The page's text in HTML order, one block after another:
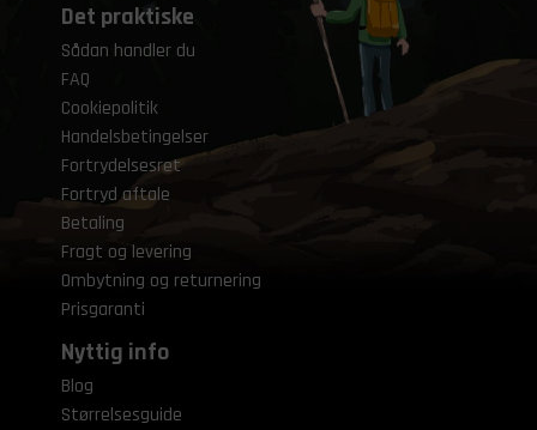
Det praktiske
Sådan handler du
FAQ
Cookiepolitik
Handelsbetingelser
Fortrydelsesret
Fortryd aftale
Betaling
Fragt og levering
Ombytning og returnering
Prisgaranti
Nyttig info
Blog
Størrelsesguide